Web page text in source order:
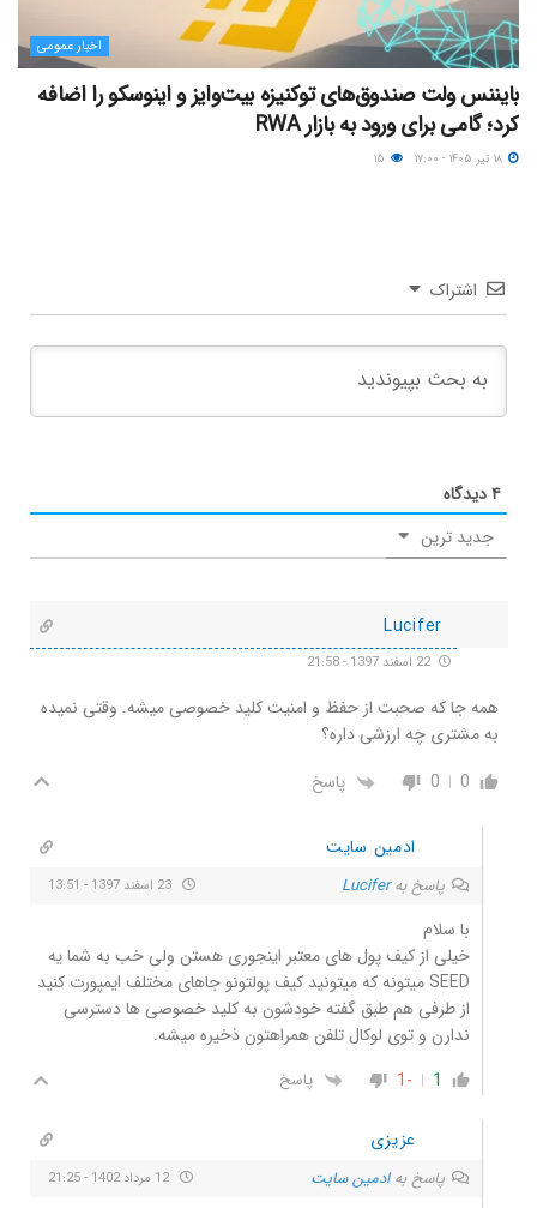
اخبار عمومی
بایننس ولت صندوق‌های توکنیزه بیت‌وایز و اینوسکو را اضافه
کرد؛ گامی برای ورود به بازار RWA
اشتراک
۴دیدگاه
جدید ترین
Lucifer
22 اسفند 1397 - 21:58
همه جا که صحبت از حفظ و امنیت کلید خصوصی میشه. وقتی نمیده
به مشتری چه ارزشی داره؟
0
0 پاسخ
ادمین سایت
پاسخ بهLucifer
با سلام
خیلی از کیف پول های معتبر اینجوری هستن ولی خب به شما یه
SEED میتونه که میتونید کیف پولتونو جاهای مختلف ایمپورت کنید
از طرفی هم طبق گفته خودشون به کلید خصوصی ها دسترسی
ندارن و توی لوکال تلفن همراهتون ذخیره میشه.
1
-1 پاسخ
عزیزی
پاسخ بهادمین سایت 12 مرداد 1402 - 21:25